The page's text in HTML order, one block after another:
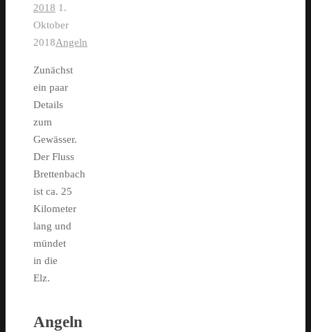
2018 1.
Oktober
2018Angeln
Zunächst
ein paar
Details
zum
Gewässer.
Der Fluss
Brettenbach
ist ca. 25
Kilometer
lang und
mündet
in die
Elz.
Angeln